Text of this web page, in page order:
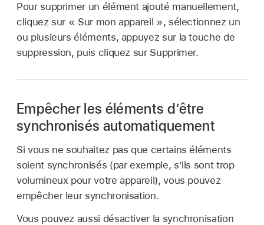
Pour supprimer un élément ajouté manuellement,
cliquez sur « Sur mon appareil », sélectionnez un
ou plusieurs éléments, appuyez sur la touche de
suppression, puis cliquez sur Supprimer.
Empêcher les éléments d’être
synchronisés automatiquement
Si vous ne souhaitez pas que certains éléments
soient synchronisés (par exemple, s’ils sont trop
volumineux pour votre appareil), vous pouvez
empêcher leur synchronisation.
Vous pouvez aussi désactiver la synchronisation